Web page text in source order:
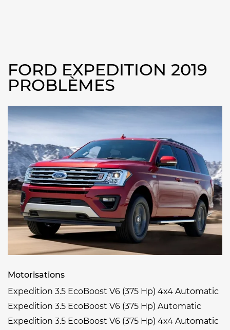
FORD EXPEDITION 2019
PROBLÈMES
Motorisations
Expedition 3.5 EcoBoost V6 (375 Hp) 4x4 Automatic
Expedition 3.5 EcoBoost V6 (375 Hp) Automatic
Expedition 3.5 EcoBoost V6 (375 Hp) 4x4 Automatic